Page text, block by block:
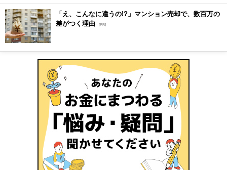
「え、こんなに違うの!?」マンション売却で、数百万の
差がつく理由 [PR]